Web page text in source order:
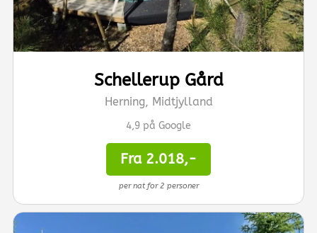
Schellerup Gård
Herning, Midtjylland
4,9 på Google
Fra 2.018,-
per nat for 2 personer